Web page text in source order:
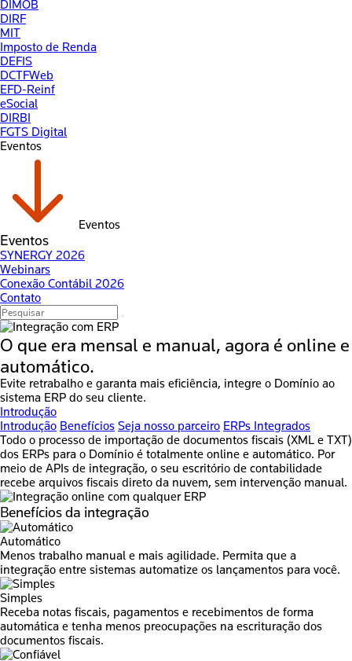
DIMOB
DIRF
MIT
Imposto de Renda
DEFIS
DCTFWeb
EFD-Reinf
eSocial
DIRBI
FGTS Digital
Eventos
Eventos
Eventos
SYNERGY 2026
Webinars
Conexão Contábil 2026
Contato
O que era mensal e manual, agora é online e
automático.
Evite retrabalho e garanta mais eficiência, integre o Domínio ao
sistema ERP do seu cliente.
Introdução
Introdução Benefícios Seja nosso parceiro ERPs Integrados
Todo o processo de importação de documentos fiscais (XML e TXT)
dos ERPs para o Domínio é totalmente online e automático. Por
meio de APIs de integração, o seu escritório de contabilidade
recebe arquivos fiscais direto da nuvem, sem intervenção manual.
Benefíciosda integração
Automático
Menos trabalho manual e mais agilidade. Permita que a
integração entre sistemas automatize os lançamentos para você.
Simples
Receba notas fiscais, pagamentos e recebimentos de forma
automática e tenha menos preocupações na escrituração dos
documentos fiscais.